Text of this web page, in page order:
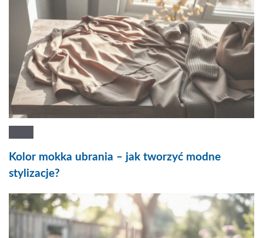
Kolor mokka ubrania – jak tworzyć modne
stylizacje?